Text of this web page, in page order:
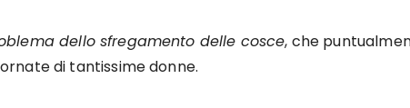
dello sfregamento delle cosce, che
di tantissime donne.